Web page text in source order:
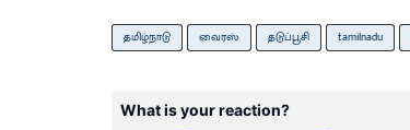
தமிழ்நாடு வைரஸ் தடுப்பூசி tamilnadu